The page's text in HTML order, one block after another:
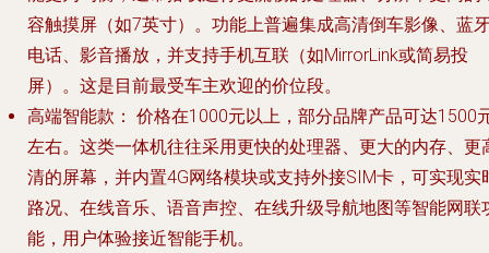
容触摸屏（如7英寸）。功能上普遍集成高清倒车影像、蓝
电话、影音播放，并支持手机互联（如MirrorLink或简易投
屏）。这是目前最受车主欢迎的价位段。
高端智能款： 价格在1000元以上，部分品牌产品可达1500
左右。这类一体机往往采用更快的处理器、更大的内存、更
清的屏幕，并内置4G网络模块或支持外接SIM卡，可实现实
路况、在线音乐、语音声控、在线升级导航地图等智能网联
能，用户体验接近智能手机。